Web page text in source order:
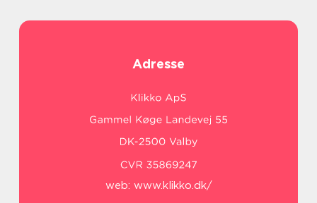
Adresse
web: www.klikko.dk/